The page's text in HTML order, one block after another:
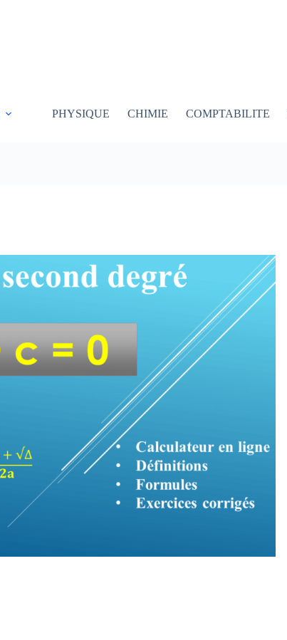
PHYSIQUE CHIMIE COMPTABILITE